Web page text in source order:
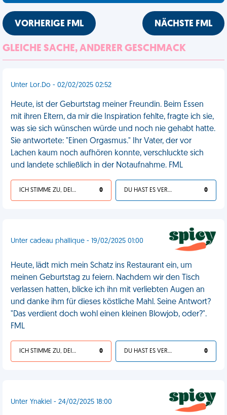
VORHERIGE FML NÄCHSTE FML
GLEICHE SACHE, ANDERER GESCHMACK
Unter Lor.Do - 02/02/2025 02:52
Heute, ist der Geburtstag meiner Freundin. Beim Essen
mit ihren Eltern, da mir die Inspiration fehlte, fragte ich sie,
was sie sich wünschen würde und noch nie gehabt hatte.
Sie antwortete: "Einen Orgasmus." Ihr Vater, der vor
Lachen kaum noch aufhören konnte, verschluckte sich
und landete schließlich in der Notaufnahme. FML
ICH STIMME ZU, DEIN LEBEN IST SCHEISSE 0 DU HAST ES VERDIENT 0
Unter cadeau phallique - 19/02/2025 01:00
Heute, lädt mich mein Schatz ins Restaurant ein, um
meinen Geburtstag zu feiern. Nachdem wir den Tisch
verlassen hatten, blicke ich ihn mit verliebten Augen an
und danke ihm für dieses köstliche Mahl. Seine Antwort?
"Das verdient doch wohl einen kleinen Blowjob, oder?".
FML
ICH STIMME ZU, DEIN LEBEN IST SCHEISSE 0 DU HAST ES VERDIENT 0
Unter Ynakiel - 24/02/2025 18:00